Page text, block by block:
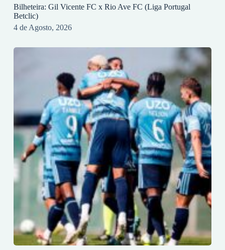
Bilheteira: Gil Vicente FC x Rio Ave FC (Liga Portugal
Betclic)
4 de Agosto, 2026